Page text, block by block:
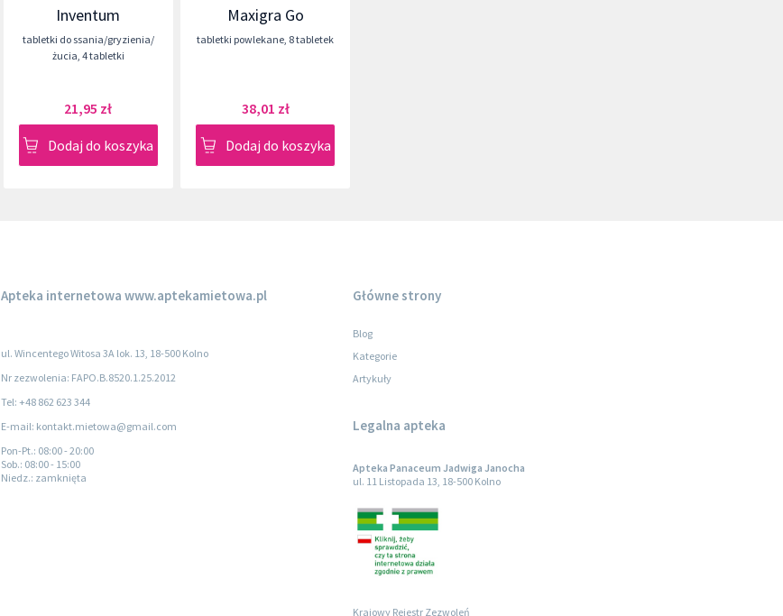
Inventum
tabletki do ssania/gryzienia/
żucia, 4 tabletki
21,95 zł
Dodaj do koszyka
Maxigra Go
tabletki powlekane, 8 tabletek
38,01 zł
Dodaj do koszyka
Apteka internetowa www.aptekamietowa.pl
ul. Wincentego Witosa 3A lok. 13, 18-500 Kolno
Nr zezwolenia: FAPO.B.8520.1.25.2012
Tel: +48 862 623 344
E-mail: kontakt.mietowa@gmail.com
Pon-Pt.: 08:00 - 20:00
Sob.: 08:00 - 15:00
Niedz.: zamknięta
Główne strony
Blog
Kategorie
Artykuły
Legalna apteka
Apteka Panaceum Jadwiga Janocha
ul. 11 Listopada 13, 18-500 Kolno
Krajowy Rejestr Zezwoleń